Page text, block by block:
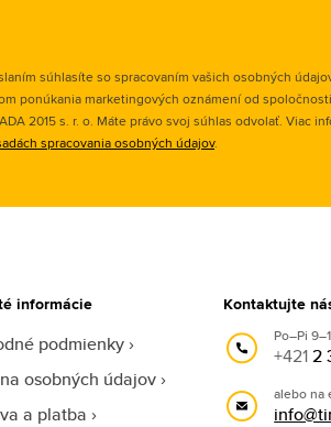
súhlasíte so spracovaním vašich osobných
ponúkania marketingových oznámení od spoločnosti
2015 s. r. o. Máte právo svoj súhlas odvolať. Viac
spracovania osobných údajov.
informácie
podmienky
osobných údajov
a platba
Kontaktujte
Po–Pi
+4212
alebo na